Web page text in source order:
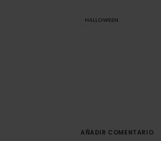
HALLOWEEN
AÑADIR COMENTARIO